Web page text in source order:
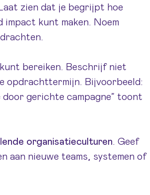
zien dat je begrijpt hoe
kunt maken. Noem
bereiken. Beschrijf niet
opdrachttermijn. Bijvoorbeeld:
gerichte campagne” toont
organisatieculturen. Geef
aan nieuwe teams, systemen of